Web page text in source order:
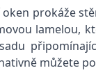
prokáže
lamelou,
můžete